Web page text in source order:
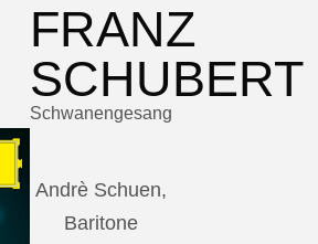
FRANZ
SCHUBERT
Schwanengesang
Andrè Schuen,
Baritone